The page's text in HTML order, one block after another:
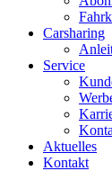
Carsharing
Service
Aktuelles
Kontakt